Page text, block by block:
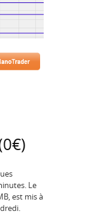
Le
est mis à